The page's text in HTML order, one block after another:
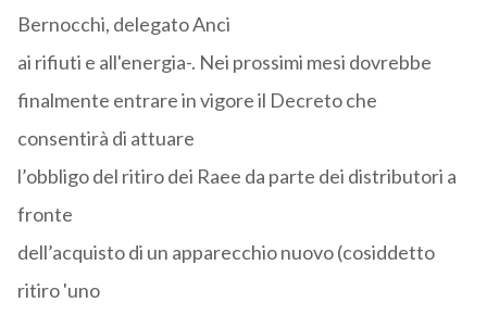
Bernocchi, delegato Anci
ai rifiuti e all'energia-. Nei prossimi mesi dovrebbe
finalmente entrare in vigore il Decreto che
consentirà di attuare
l’obbligo del ritiro dei Raee da parte dei distributori a
fronte
dell’acquisto di un apparecchio nuovo (cosiddetto
ritiro 'uno